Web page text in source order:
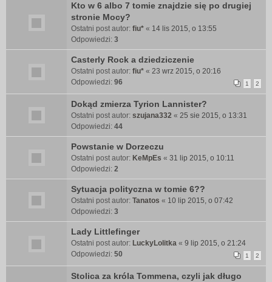
Kto w 6 albo 7 tomie znajdzie się po drugiej
stronie Mocy?
Ostatni post autor: fiu* « 14 lis 2015, o 13:55
Odpowiedzi: 3
Casterly Rock a dziedziczenie
Ostatni post autor: fiu* « 23 wrz 2015, o 20:16
Odpowiedzi: 96 1 2
Dokąd zmierza Tyrion Lannister?
Ostatni post autor: szujana332 « 25 sie 2015, o 13:31
Odpowiedzi: 44
Powstanie w Dorzeczu
Ostatni post autor: KeMpEs « 31 lip 2015, o 10:11
Odpowiedzi: 2
Sytuacja polityczna w tomie 6??
Ostatni post autor: Tanatos « 10 lip 2015, o 07:42
Odpowiedzi: 3
Lady Littlefinger
Ostatni post autor: LuckyLolitka « 9 lip 2015, o 21:24
Odpowiedzi: 50 1 2
Stolica za króla Tommena, czyli jak długo